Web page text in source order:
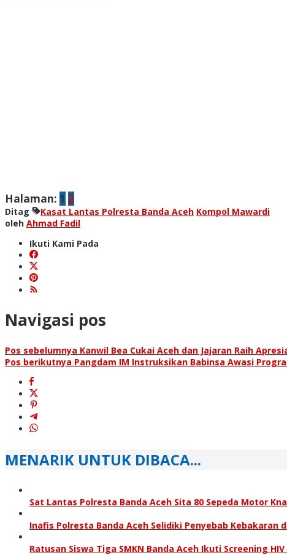
Halaman: 1 2
Ditag Kasat Lantas Polresta Banda Aceh Kompol Mawardi
oleh Ahmad Fadil
Ikuti Kami Pada
Navigasi pos
Pos sebelumnya Kanwil Bea Cukai Aceh dan Jajaran Raih
Pos berikutnya Pangdam IM Instruksikan Babinsa Awasi
MENARIK UNTUK DIBACA...
Sat Lantas Polresta Banda Aceh Sita 80 Sepeda Motor
Inafis Polresta Banda Aceh Selidiki Penyebab Kebakaran
Ratusan Siswa Tiga SMKN Banda Aceh Ikuti Screening